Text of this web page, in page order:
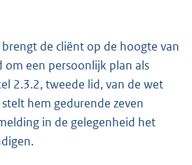
brengt de cliënt op de hoogte van
om een persoonlijk plan als
2.3.2, tweede lid, van de wet
hem gedurende zeven
in de gelegenheid het